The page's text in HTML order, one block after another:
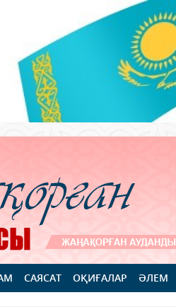
САЯСАТ ОҚИҒАЛАР ӘЛЕМ